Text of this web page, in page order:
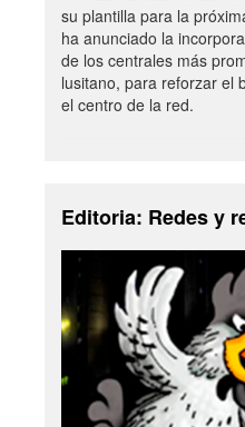
su plantilla para la
ha anunciado la
de los centrales más
lusitano, para reforzar el
el centro de la red.
Editoria: Redes y